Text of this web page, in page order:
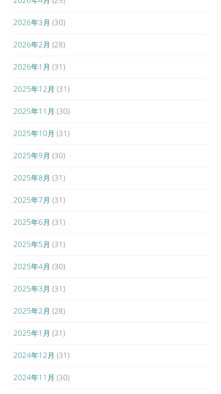
2026年3月 (30)
2026年2月 (28)
2026年1月 (31)
2025年12月 (31)
2025年11月 (30)
2025年10月 (31)
2025年9月 (30)
2025年8月 (31)
2025年7月 (31)
2025年6月 (31)
2025年5月 (31)
2025年4月 (30)
2025年3月 (31)
2025年2月 (28)
2025年1月 (31)
2024年12月 (31)
2024年11月 (30)